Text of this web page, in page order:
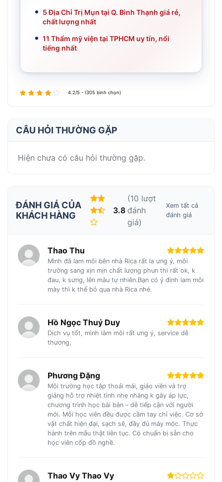
5 Địa Chỉ Trị Mụn tại Q. Bình Thạnh giá rẻ,
chất lượng nhất
11 Thẩm mỹ viện tại TPHCM uy tín, nổi
tiếng nhất
4.2/5 - (305 bình chọn)
CÂU HỎI THƯỜNG GẶP
Hiện chưa có câu hỏi thường gặp.
ĐÁNH GIÁ CỦA
KHÁCH HÀNG
3.8
(10 lượt
đánh
giá)
Xem tất cả
đánh giá
Thao Thu
Mình đã lam môi bên nhà Rica rất la ưng ý, môi
trường sang xịn mịn chất lượng phun thi rất ok, k
đau, k sưng, lên màu tự nhiên.Bạn có ý đinh lam môi
mày thì k thể bỏ qua nhà Rica nhé.
Hồ Ngọc Thuý Duy
Dịch vụ tốt, mình làm môi rất ưng ý, service dễ
thương,
Phương Đặng
Môi trường học tập thoải mái, giáo viên và trợ
giảng hỗ trợ nhiệt tình nhẹ nhàng k gây áp lực,
chương trình học bài bản – dễ tiếp cận với người
mới. Mỗi học viên đều được cầm tay chỉ việc. Cơ sở
vật chất hiện đại, sạch sẽ, đầy đủ máy móc. Thực
hành trên mẫu thật liên tục. Có chuẩn bị sẵn cho
học viên cốp đồ nghề.
Thao Vy Thao Vy